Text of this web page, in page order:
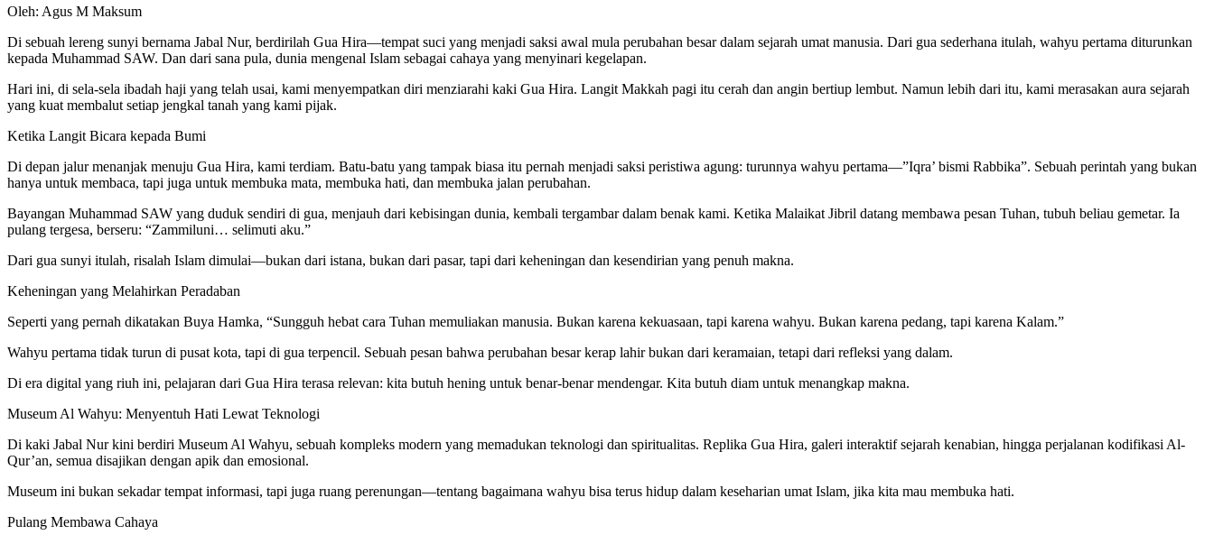
Oleh: Agus M Maksum
Di sebuah lereng sunyi bernama Jabal Nur, berdirilah Gua Hira—tempat suci yang menjadi saksi awal mula perubahan besar dalam sejarah umat manusia. Dari gua sederhana itulah, wahyu pertama diturunkan
kepada Muhammad SAW. Dan dari sana pula, dunia mengenal Islam sebagai cahaya yang menyinari kegelapan.
Hari ini, di sela-sela ibadah haji yang telah usai, kami menyempatkan diri menziarahi kaki Gua Hira. Langit Makkah pagi itu cerah dan angin bertiup lembut. Namun lebih dari itu, kami merasakan aura sejarah
yang kuat membalut setiap jengkal tanah yang kami pijak.
Ketika Langit Bicara kepada Bumi
Di depan jalur menanjak menuju Gua Hira, kami terdiam. Batu-batu yang tampak biasa itu pernah menjadi saksi peristiwa agung: turunnya wahyu pertama—”Iqra’ bismi Rabbika”. Sebuah perintah yang bukan
hanya untuk membaca, tapi juga untuk membuka mata, membuka hati, dan membuka jalan perubahan.
Bayangan Muhammad SAW yang duduk sendiri di gua, menjauh dari kebisingan dunia, kembali tergambar dalam benak kami. Ketika Malaikat Jibril datang membawa pesan Tuhan, tubuh beliau gemetar. Ia
pulang tergesa, berseru: “Zammiluni… selimuti aku.”
Dari gua sunyi itulah, risalah Islam dimulai—bukan dari istana, bukan dari pasar, tapi dari keheningan dan kesendirian yang penuh makna.
Keheningan yang Melahirkan Peradaban
Seperti yang pernah dikatakan Buya Hamka, “Sungguh hebat cara Tuhan memuliakan manusia. Bukan karena kekuasaan, tapi karena wahyu. Bukan karena pedang, tapi karena Kalam.”
Wahyu pertama tidak turun di pusat kota, tapi di gua terpencil. Sebuah pesan bahwa perubahan besar kerap lahir bukan dari keramaian, tetapi dari refleksi yang dalam.
Di era digital yang riuh ini, pelajaran dari Gua Hira terasa relevan: kita butuh hening untuk benar-benar mendengar. Kita butuh diam untuk menangkap makna.
Museum Al Wahyu: Menyentuh Hati Lewat Teknologi
Di kaki Jabal Nur kini berdiri Museum Al Wahyu, sebuah kompleks modern yang memadukan teknologi dan spiritualitas. Replika Gua Hira, galeri interaktif sejarah kenabian, hingga perjalanan kodifikasi Al-
Qur’an, semua disajikan dengan apik dan emosional.
Museum ini bukan sekadar tempat informasi, tapi juga ruang perenungan—tentang bagaimana wahyu bisa terus hidup dalam keseharian umat Islam, jika kita mau membuka hati.
Pulang Membawa Cahaya